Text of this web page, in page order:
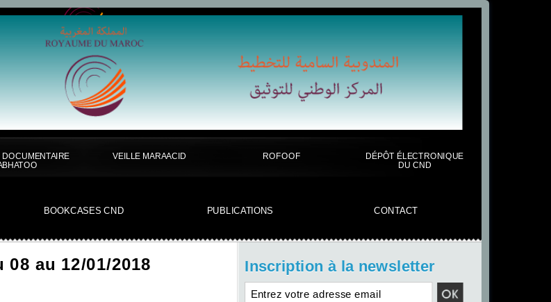
DOCUMENTAIRE VEILLE MARAACID ROFOOF DÉPÔT ÉLECTRONIQUE
DU CND
BOOKCASES CND PUBLICATIONS CONTACT
au 12/01/2018 Inscription à la newsletter